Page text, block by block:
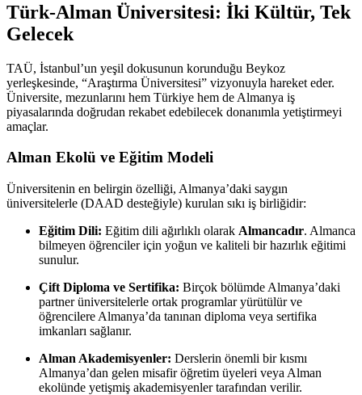
Türk-Alman Üniversitesi: İki Kültür, Tek
Gelecek
TAÜ, İstanbul’un yeşil dokusunun korunduğu Beykoz
yerleşkesinde, “Araştırma Üniversitesi” vizyonuyla hareket eder.
Üniversite, mezunlarını hem Türkiye hem de Almanya iş
piyasalarında doğrudan rekabet edebilecek donanımla yetiştirmeyi
amaçlar.
Alman Ekolü ve Eğitim Modeli
Üniversitenin en belirgin özelliği, Almanya’daki saygın
üniversitelerle (DAAD desteğiyle) kurulan sıkı iş birliğidir:
Eğitim Dili: Eğitim dili ağırlıklı olarak Almancadır. Almanca
bilmeyen öğrenciler için yoğun ve kaliteli bir hazırlık eğitimi
sunulur.
Çift Diploma ve Sertifika: Birçok bölümde Almanya’daki
partner üniversitelerle ortak programlar yürütülür ve
öğrencilere Almanya’da tanınan diploma veya sertifika
imkanları sağlanır.
Alman Akademisyenler: Derslerin önemli bir kısmı
Almanya’dan gelen misafir öğretim üyeleri veya Alman
ekolünde yetişmiş akademisyenler tarafından verilir.